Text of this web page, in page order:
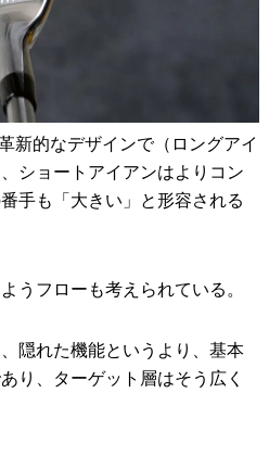
新的なデザインで（ロングアイ
ショートアイアンはよりコン
手も「大きい」と形容される
うフローも考えられている。
隠れた機能というより、基本
り、ターゲット層はそう広く